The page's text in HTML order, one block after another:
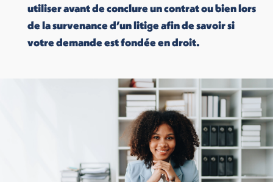
utiliser avant de conclure un contrat ou bien lors
de la survenance d’un litige afin de savoir si
votre demande est fondée en droit.